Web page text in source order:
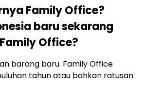
Family Office?
baru sekarang
Office?
barang baru. Family Office
tahun atau bahkan ratusan